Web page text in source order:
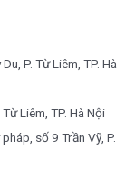
P. Từ Liêm, TP. Hà
Liêm, TP. Hà Nội
số 9 Trần Vỹ, P.